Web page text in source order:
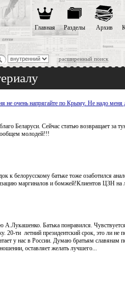
расширенный поиск
Главная Разделы Архив
не очень напрягайте по Крыму. Не надо меня
Беларуси. Сейчас статью возвращает за
молодей!!!
к белорусскому батьке тоже озаботился
маргиналов и бомжей!Клиентов ЦЗН на
А.Лукашенко. Батька понравился.
20-ти летний президентский срок, это ли не
у нас в России. Думаю братьям
оставляет желать лучшего...